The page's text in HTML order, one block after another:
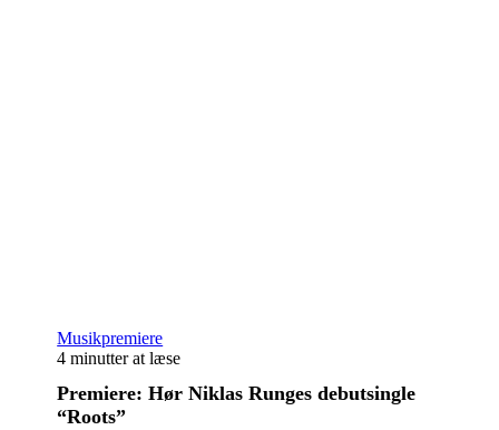
Musikpremiere
4 minutter at læse
Premiere: Hør Niklas Runges debutsingle
“Roots”